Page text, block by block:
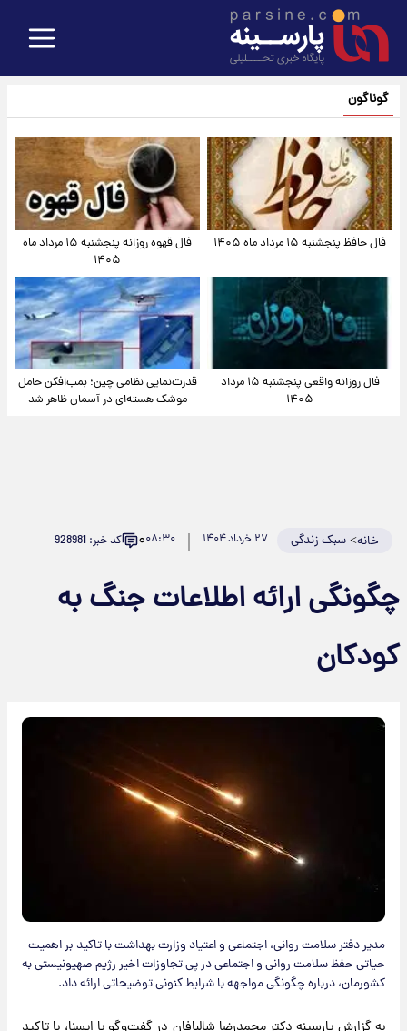
گوناگون
فال حافظ پنجشنبه ۱۵ مرداد ماه ۱۴۰۵
فال قهوه روزانه پنجشنبه ۱۵ مرداد ماه
۱۴۰۵
فال روزانه واقعی پنجشنبه ۱۵ مرداد
۱۴۰۵
قدرت‌نمایی نظامی چین؛ بمب‌افکن حامل
موشک هسته‌ای در آسمان ظاهر شد
خانه>سبک زندگی ۲۷ خرداد ۱۴۰۴ ۰۸:۳۰۰ کد خبر: 928981
چگونگی ارائه اطلاعات جنگ به
کودکان
مدیر دفتر سلامت روانی، اجتماعی و اعتیاد وزارت بهداشت با تاکید بر اهمیت
حیاتی حفظ سلامت روانی و اجتماعی در پی تجاوزات اخیر رژیم صهیونیستی به
کشورمان، درباره چگونگی مواجهه با شرایط کنونی توضیحاتی ارائه داد.